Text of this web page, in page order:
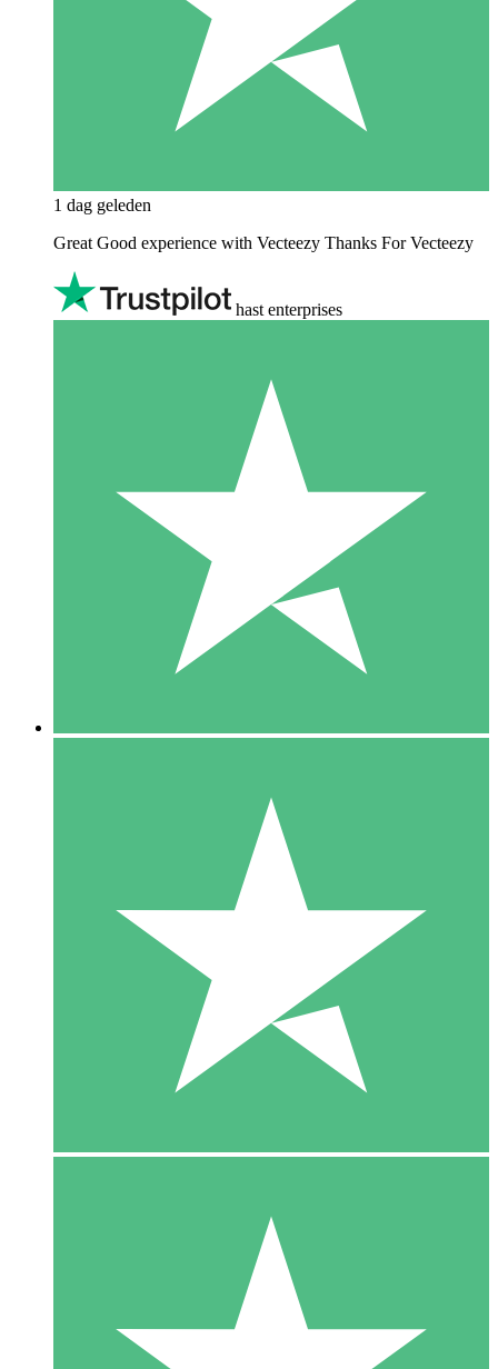
1 dag geleden
Great Good experience with Vecteezy Thanks For Vecteezy
hast enterprises